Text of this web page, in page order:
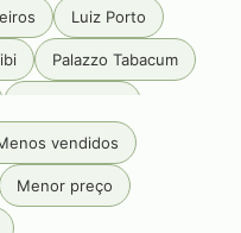
Luiz Porto
Palazzo Tabacum
Santa Rosa
Serra Do Condado
vendidos
Menor preço